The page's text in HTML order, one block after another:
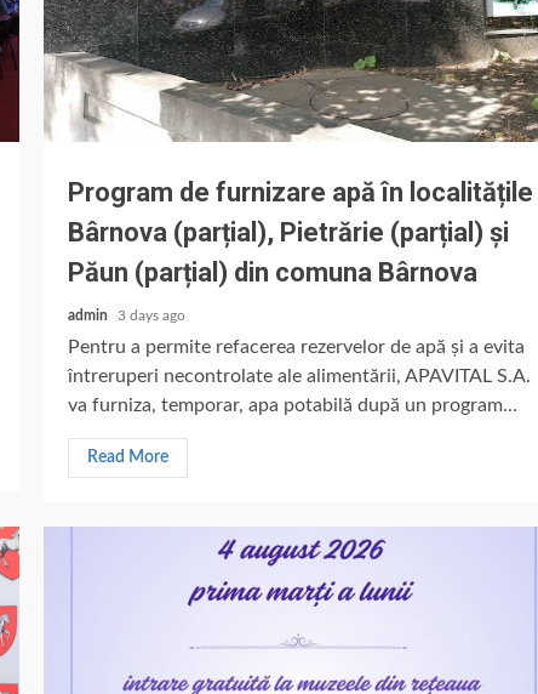
Program de furnizare apă în localitățile
Bârnova (parțial), Pietrărie (parțial) și
Păun (parțial) din comuna Bârnova
admin 3 days ago
Pentru a permite refacerea rezervelor de apă și a evita
întreruperi necontrolate ale alimentării, APAVITAL S.A.
va furniza, temporar, apa potabilă după un program...
Read More